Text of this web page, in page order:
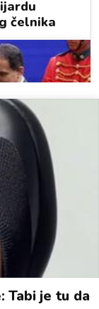
Tabi je tu da